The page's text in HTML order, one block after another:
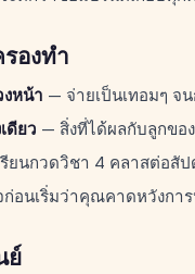
องทำ
หน้า — จ่ายเป็นเทอมๆ จ
ดียว — สิ่งที่ได้ผลกับลูกขอ
ยนกวดวิชา 4 คลาสต่อสั
อนเริ่มว่าคุณคาดหวังการ
ย์